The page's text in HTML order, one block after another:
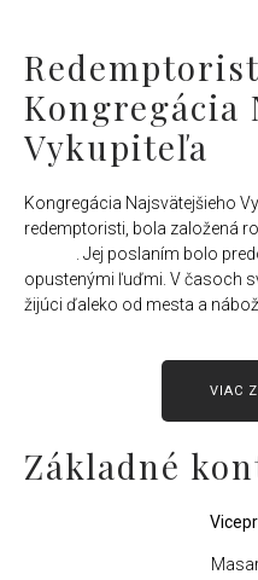
Kongregácia
Vykupiteľa
Kongregácia Najsvätejšieho
redemptoristi, bola založená
. Jej poslaním bolo
opustenými ľuďmi. V časoch
žijúci ďaleko od mesta a
VIAC
Základné